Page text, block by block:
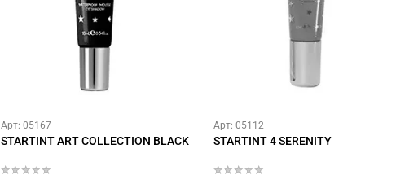
Арт: 05167
STARTINT ART COLLECTION BLACK
Арт: 05112
STARTINT 4 SERENITY